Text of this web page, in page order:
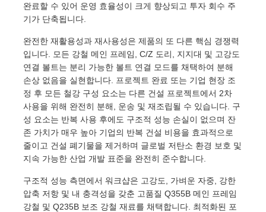
가금류 집
소집
말집
강철 차고
완료할 수 있어 운영 효율성이 크게 향상되고 투자 회수 주
기가 단축됩니다.
완전한 재활용성과 재사용성은 제품의 또 다른 핵심 경쟁력
입니다. 모든 강철 메인 프레임, C/Z 도리, 지지대 및 고강도
연결 볼트는 분리 가능한 볼트 연결 모드를 채택하여 분해
손상 없음을 실현합니다. 프로젝트 완료 또는 기업 현장 조
정 후 모든 철강 구성 요소는 다른 건설 프로젝트에서 2차
사용을 위해 완전히 분해, 운송 및 재조립될 수 있습니다. 구
성 요소는 반복 사용 후에도 구조적 성능 손실이 없으며 잔
존 가치가 매우 높아 기업의 반복 건설 비용을 효과적으로
줄이고 건설 폐기물을 제거하며 글로벌 저탄소 환경 보호 및
지속 가능한 산업 개발 표준을 완전히 준수합니다.
구조적 성능 측면에서 워크샵은 고강도, 가벼운 자중, 강한
압축 저항 및 내 충격성을 갖춘 고품질 Q355B 메인 프레임
강철 및 Q235B 보조 강철 재료를 채택합니다. 최적화된 포